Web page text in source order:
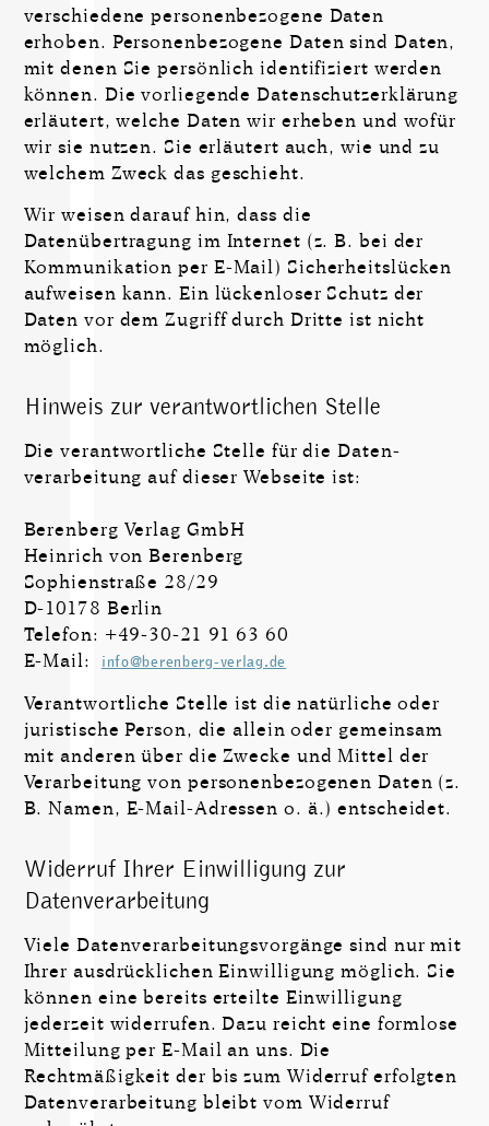
verschiedene personenbezogene Daten
erhoben. Personenbezogene Daten sind Daten,
mit denen Sie persönlich identifiziert werden
können. Die vorliegende Datenschutzerklärung
erläutert, welche Daten wir erheben und wofür
wir sie nutzen. Sie erläutert auch, wie und zu
welchem Zweck das geschieht.
Wir weisen darauf hin, dass die
Datenübertragung im Internet (z. B. bei der
Kommu­ni­kation per E-Mail) Sicherheitslücken
aufweisen kann. Ein lückenloser Schutz der
Daten vor dem Zugriff durch Dritte ist nicht
möglich.
Hinweis zur verantwortlichen Stelle
Die verantwortliche Stelle für die Daten­
verarbeitung auf dieser Webseite ist:
Berenberg Verlag GmbH
Heinrich von Berenberg
Sophienstraße 28/29
D-10178 Berlin
Telefon: +49-30-21 91 63 60
E-Mail:
info@berenberg-verlag.de
Verantwortliche Stelle ist die natürliche oder
juristische Person, die allein oder gemeinsam
mit anderen über die Zwecke und Mittel der
Verarbeitung von personenbezogenen Daten (z.
B. Namen, E-Mail-Adressen o. ä.) entscheidet.
Widerruf Ihrer Einwilligung zur
Datenverarbeitung
Viele Datenverarbeitungsvorgänge sind nur mit
Ihrer ausdrücklichen Einwilligung möglich. Sie
können eine bereits erteilte Einwilligung
jederzeit widerrufen. Dazu reicht eine formlose
Mitteilung per E-Mail an uns. Die
Rechtmäßigkeit der bis zum Widerruf erfolgten
Daten­verarbeitung bleibt vom Widerruf